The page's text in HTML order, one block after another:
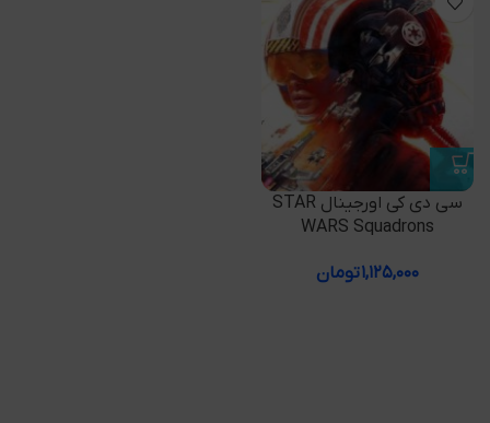
سی دی کی اورجینال STAR
WARS Squadrons
۱,۱۲۵,۰۰۰تومان